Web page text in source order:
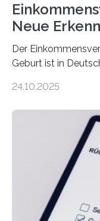
Neue
Der
Geburt ist in
nach der Geburt
langfristigen
Rente. Bisherige
Euro und damit
Ergebnis kommt
mit der Universität
Jahren erstmals…
24.10.2025